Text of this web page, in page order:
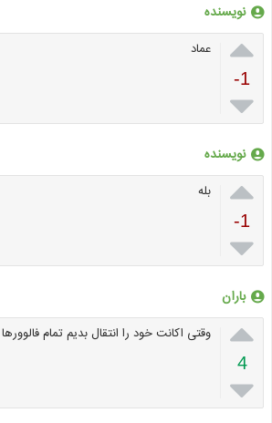
نویسنده

-1

عماد
نویسنده

-1

بله
باران

4

وقتی اکانت خود را انتقال بدیم تمام